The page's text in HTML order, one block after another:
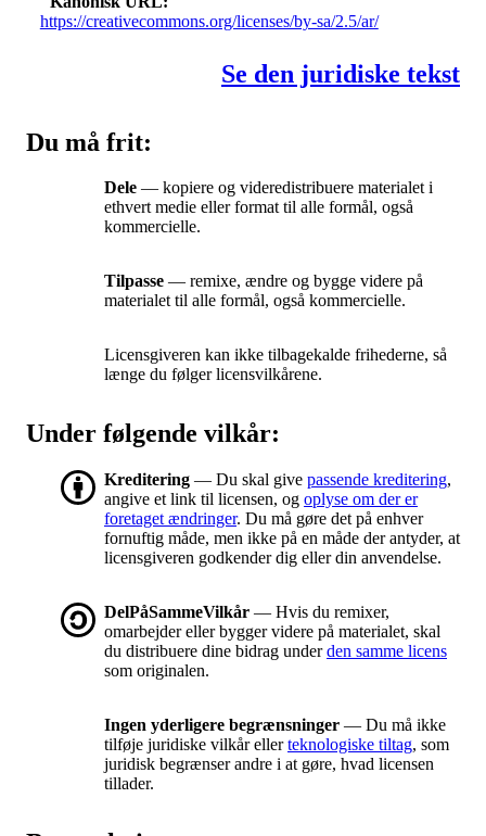
https://creativecommons.org/licenses/by-sa/2.5/ar/
Se den juridiske tekst
Du må frit:
Dele — kopiere og videredistribuere materialet i
ethvert medie eller format til alle formål, også
kommercielle.
Tilpasse — remixe, ændre og bygge videre på
materialet til alle formål, også kommercielle.
Licensgiveren kan ikke tilbagekalde frihederne, så
længe du følger licensvilkårene.
Under følgende vilkår:
Kreditering — Du skal give passende kreditering,
angive et link til licensen, og oplyse om der er
foretaget ændringer. Du må gøre det på enhver
fornuftig måde, men ikke på en måde der antyder, at
licensgiveren godkender dig eller din anvendelse.
DelPåSammeVilkår — Hvis du remixer,
omarbejder eller bygger videre på materialet, skal
du distribuere dine bidrag underden samme licens
som originalen.
Ingen yderligere begrænsninger — Du må ikke
tilføje juridiske vilkår ellerteknologiske tiltag, som
juridisk begrænser andre i at gøre, hvad licensen
tillader.